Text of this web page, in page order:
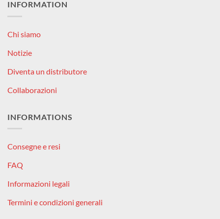
INFORMATION
Chi siamo
Notizie
Diventa un distributore
Collaborazioni
INFORMATIONS
Consegne e resi
FAQ
Informazioni legali
Termini e condizioni generali